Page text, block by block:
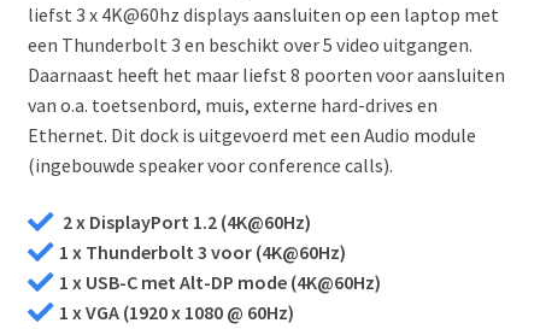
liefst 3 x 4K@60hz displays aansluiten op een laptop met
een Thunderbolt 3 en beschikt over 5 video uitgangen.
Daarnaast heeft het maar liefst 8 poorten voor aansluiten
van o.a. toetsenbord, muis, externe hard-drives en
Ethernet. Dit dock is uitgevoerd met een Audio module
(ingebouwde speaker voor conference calls).
2 x DisplayPort 1.2 (4K@60Hz)
1 x Thunderbolt 3 voor (4K@60Hz)
1 x USB-C met Alt-DP mode (4K@60Hz)
1 x VGA (1920 x 1080 @ 60Hz)